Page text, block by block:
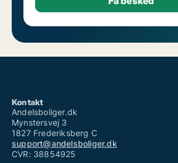
Kontakt
Andelsboliger.dk
Mynstersvej 3
1827 Frederiksberg C
support@andelsboliger.dk
CVR: 38854925